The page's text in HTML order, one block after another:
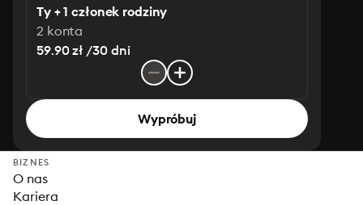
Ty + 1 członek rodziny
2 konta
59.90 zł /30 dni
Wypróbuj
BIZNES
O nas
Kariera